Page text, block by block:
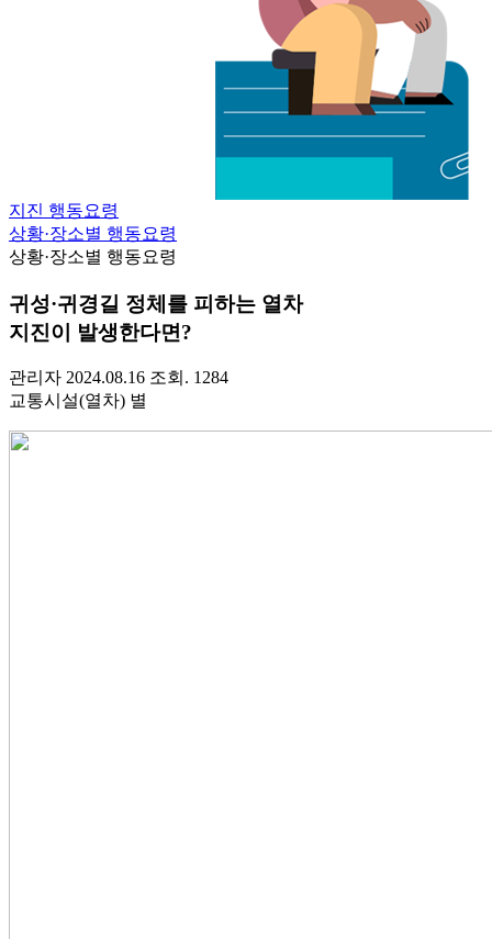
지진 행동요령
상황·장소별 행동요령
상황·장소별 행동요령
귀성·귀경길 정체를 피하는 열차
지진이 발생한다면?
관리자 2024.08.16 조회. 1284
교통시설(열차) 별